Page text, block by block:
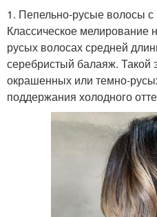
1. Пепельно-русые волосы
Классическое мелирование
русых волосах средней
серебристый балаяж. Такой
окрашенных или темно-
поддержания холодного